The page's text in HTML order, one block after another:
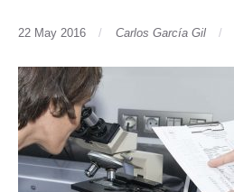
22 May 2016 Carlos García Gil